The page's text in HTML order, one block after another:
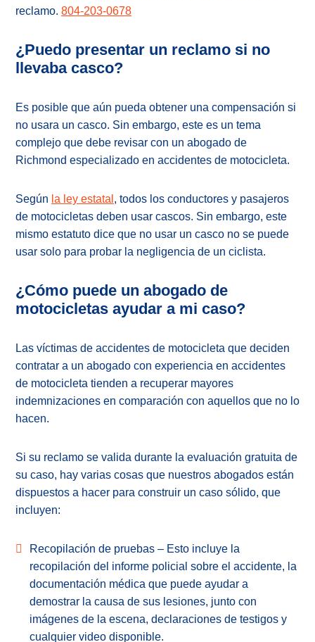
reclamo. 804-203-0678
¿Puedo presentar un reclamo si no
llevaba casco?
Es posible que aún pueda obtener una compensación si
no usara un casco. Sin embargo, este es un tema
complejo que debe revisar con un abogado de
Richmond especializado en accidentes de motocicleta.
Según la ley estatal , todos los conductores y pasajeros
de motocicletas deben usar cascos. Sin embargo, este
mismo estatuto dice que no usar un casco no se puede
usar solo para probar la negligencia de un ciclista.
¿Cómo puede un abogado de
motocicletas ayudar a mi caso?
Las víctimas de accidentes de motocicleta que deciden
contratar a un abogado con experiencia en accidentes
de motocicleta tienden a recuperar mayores
indemnizaciones en comparación con aquellos que no lo
hacen.
Si su reclamo se valida durante la evaluación gratuita de
su caso, hay varias cosas que nuestros abogados están
dispuestos a hacer para construir un caso sólido, que
incluyen:
Recopilación de pruebas – Esto incluye la
recopilación del informe policial sobre el accidente, la
documentación médica que puede ayudar a
demostrar la causa de sus lesiones, junto con
imágenes de la escena, declaraciones de testigos y
cualquier video disponible.